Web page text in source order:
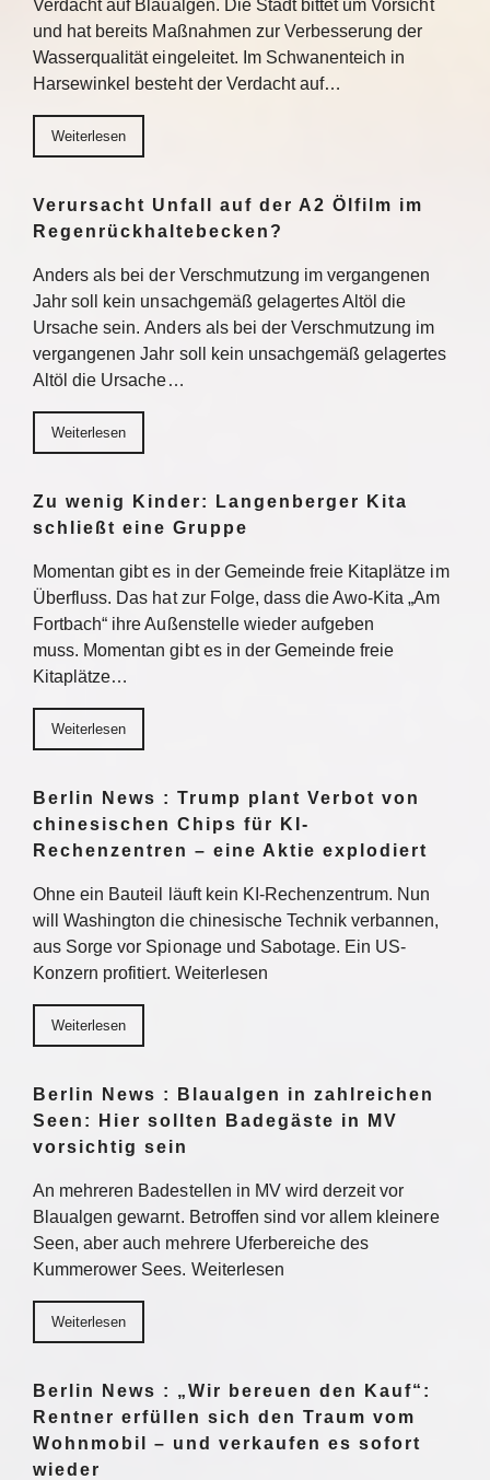
Verdacht auf Blaualgen. Die Stadt bittet um Vorsicht
und hat bereits Maßnahmen zur Verbesserung der
Wasserqualität eingeleitet. Im Schwanenteich in
Harsewinkel besteht der Verdacht auf…
Weiterlesen
Verursacht Unfall auf der A2 Ölfilm im
Regenrückhaltebecken?
Anders als bei der Verschmutzung im vergangenen
Jahr soll kein unsachgemäß gelagertes Altöl die
Ursache sein. Anders als bei der Verschmutzung im
vergangenen Jahr soll kein unsachgemäß gelagertes
Altöl die Ursache…
Weiterlesen
Zu wenig Kinder: Langenberger Kita
schließt eine Gruppe
Momentan gibt es in der Gemeinde freie Kitaplätze im
Überfluss. Das hat zur Folge, dass die Awo-Kita „Am
Fortbach“ ihre Außenstelle wieder aufgeben
muss. Momentan gibt es in der Gemeinde freie
Kitaplätze…
Weiterlesen
Berlin News : Trump plant Verbot von
chinesischen Chips für KI-
Rechenzentren – eine Aktie explodiert
Ohne ein Bauteil läuft kein KI-Rechenzentrum. Nun
will Washington die chinesische Technik verbannen,
aus Sorge vor Spionage und Sabotage. Ein US-
Konzern profitiert. Weiterlesen
Weiterlesen
Berlin News : Blaualgen in zahlreichen
Seen: Hier sollten Badegäste in MV
vorsichtig sein
An mehreren Badestellen in MV wird derzeit vor
Blaualgen gewarnt. Betroffen sind vor allem kleinere
Seen, aber auch mehrere Uferbereiche des
Kummerower Sees. Weiterlesen
Weiterlesen
Berlin News : „Wir bereuen den Kauf“:
Rentner erfüllen sich den Traum vom
Wohnmobil – und verkaufen es sofort
wieder